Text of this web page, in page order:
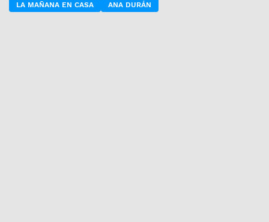
LA MAÑANA EN CASA ANA DURÁN